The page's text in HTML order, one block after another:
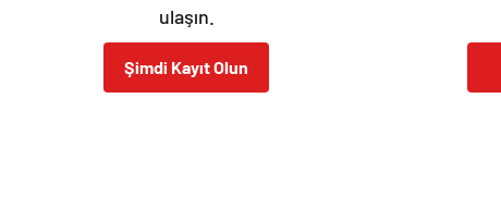
ulaşın.
Şimdi Kayıt Olun